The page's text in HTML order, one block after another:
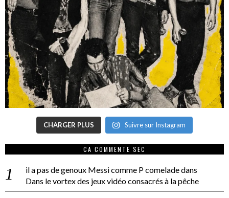
CHARGER PLUS Suivre sur Instagram
CA COMMENTE SEC
il a pas de genoux Messi comme P comeladedans
Dans le vortex des jeux vidéo consacrés à la pêche